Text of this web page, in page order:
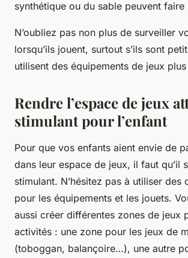
synthétique ou du sable peuvent faire
N’oubliez pas non plus de surveiller
lorsqu’ils jouent, surtout s’ils sont
utilisent des équipements de jeux
Rendre l’espace de jeux
stimulant pour l’enfant
Pour que vos enfants aient envie de
dans leur espace de jeux, il faut qu’il
stimulant. N’hésitez pas à utiliser des
pour les équipements et les jouets.
aussi créer différentes zones de jeux
activités : une zone pour les jeux de
(toboggan, balançoire…), une autre